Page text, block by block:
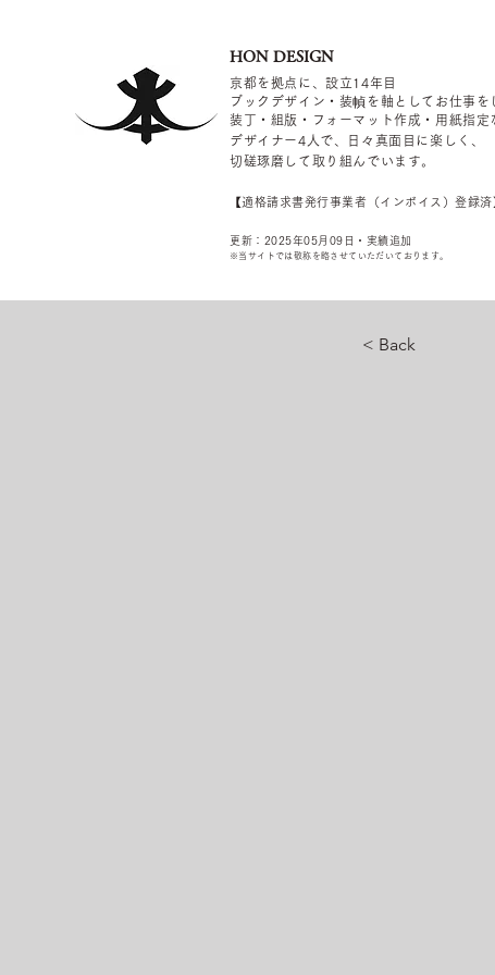
HON DESIGN
京都を拠点に、設立14年目
ブックデザイン・装幀を軸としてお仕事を
装丁・組版・フォーマット作成・用紙指定
デザイナー4 人で、日々真面目に楽しく、
切磋琢磨して取り組んでいます。
【適格請求書発行事業者（インボイス）登録済
更新：2025年05 月09 日・実績追加
​※当サイトでは敬称を 略させていただいております。
< Back